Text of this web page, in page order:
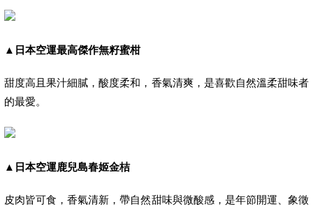
▲ 日本空運最高傑作無籽蜜柑
甜度高且果汁細膩，酸度柔和，香氣清爽，是喜歡自然溫柔甜味者
的最愛。
▲ 日本空運鹿兒島春姬金桔
皮肉皆可食，香氣清新，帶自然甜味與微酸感，是年節開運、象徵